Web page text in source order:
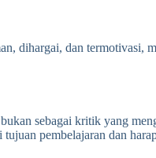
dihargai, dan termotivasi,
sebagai kritik yang
pembelajaran dan